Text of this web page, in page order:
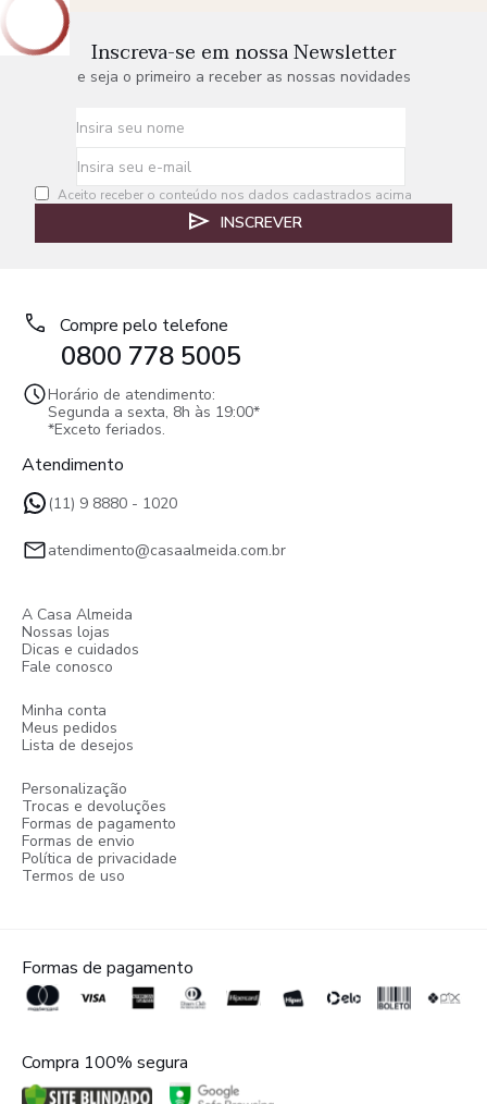
Inscreva-se em nossa Newsletter
e seja o primeiro a receber as nossas novidades
Aceito receber o conteúdo nos dados cadastrados acima
INSCREVER
Compre pelo telefone
0800 778 5005
Horário de atendimento:
Segunda a sexta, 8h às 19:00*
*Exceto feriados.
Atendimento
(11) 9 8880 - 1020
atendimento@casaalmeida.com.br
A Casa Almeida
Nossas lojas
Dicas e cuidados
Fale conosco
Minha conta
Meus pedidos
Lista de desejos
Personalização
Trocas e devoluções
Formas de pagamento
Formas de envio
Política de privacidade
Termos de uso
Formas de pagamento
Compra 100% segura